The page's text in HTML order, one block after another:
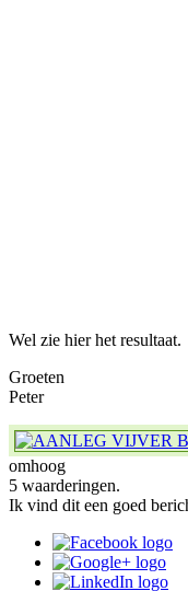
Wel zie hier het resultaat.
Groeten
Peter
omhoog
5 waarderingen.
Ik vind dit een goed